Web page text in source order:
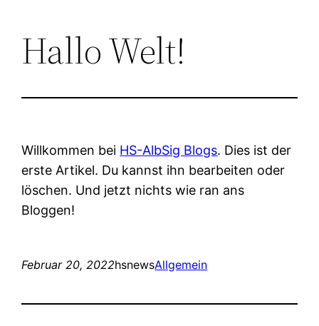
Hallo Welt!
Willkommen bei HS-AlbSig Blogs. Dies ist der
erste Artikel. Du kannst ihn bearbeiten oder
löschen. Und jetzt nichts wie ran ans
Bloggen!
Februar 20, 2022hsnewsAllgemein